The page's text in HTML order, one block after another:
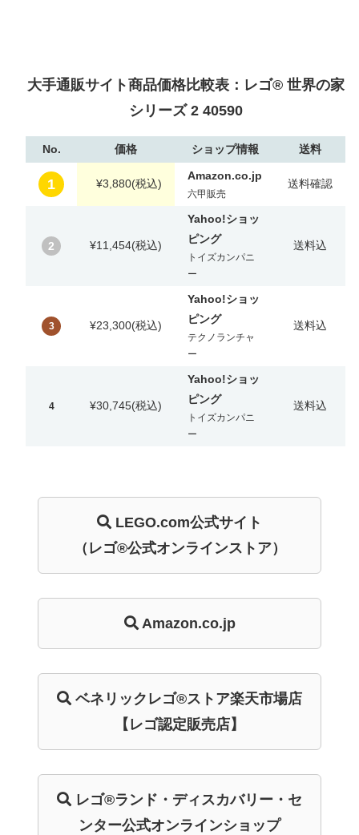
大手通販サイト商品価格比較表：レゴ® 世界の家
シリーズ 2 40590
No. 価格 ショップ情報 送料
1 ¥3,880(税込)
Amazon.co.jp
六甲販売
送料確認
2 ¥11,454(税込)
Yahoo!ショッ
ピング
トイズカンパニ
ー
送料込
3 ¥23,300(税込)
Yahoo!ショッ
ピング
テクノランチャ
ー
送料込
4 ¥30,745(税込)
Yahoo!ショッ
ピング
トイズカンパニ
ー
送料込
LEGO.com公式サイト
（レゴ®公式オンラインストア）
Amazon.co.jp
ベネリック レゴ®ストア楽天市場店
【レゴ認定販売店】
レゴ®ランド・ ディスカバリー・ セ
ンター公式オンラインショップ